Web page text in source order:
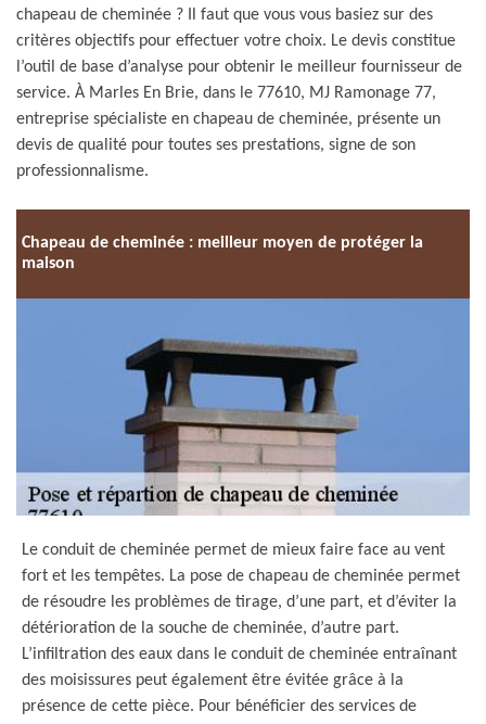
chapeau de cheminée ? Il faut que vous vous basiez sur des
critères objectifs pour effectuer votre choix. Le devis constitue
l’outil de base d’analyse pour obtenir le meilleur fournisseur de
service. À Marles En Brie, dans le 77610, MJ Ramonage 77,
entreprise spécialiste en chapeau de cheminée, présente un
devis de qualité pour toutes ses prestations, signe de son
professionnalisme.
Chapeau de cheminée : meilleur moyen de protéger la
maison
Le conduit de cheminée permet de mieux faire face au vent
fort et les tempêtes. La pose de chapeau de cheminée permet
de résoudre les problèmes de tirage, d’une part, et d’éviter la
détérioration de la souche de cheminée, d’autre part.
L’infiltration des eaux dans le conduit de cheminée entraînant
des moisissures peut également être évitée grâce à la
présence de cette pièce. Pour bénéficier des services de